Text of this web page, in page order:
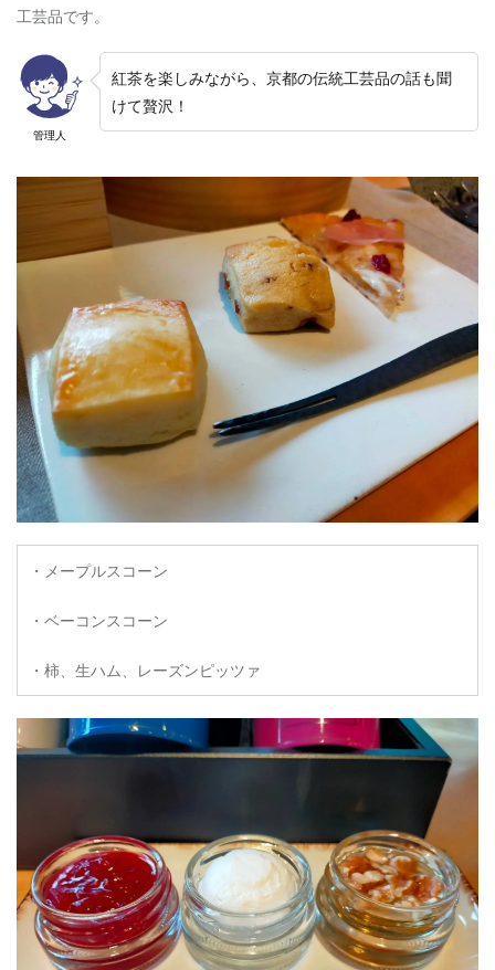
工芸品です。
管理人
紅茶を楽しみながら、京都の伝統工芸品の話も聞
けて贅沢！
・メープルスコーン
・ベーコンスコーン
・柿、生ハム、レーズンピッツァ